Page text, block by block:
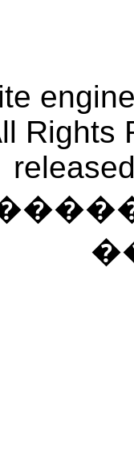
Rights